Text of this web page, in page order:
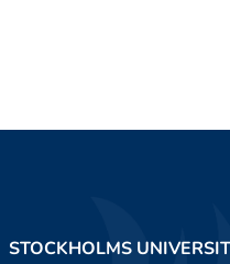
STOCKHOLMS